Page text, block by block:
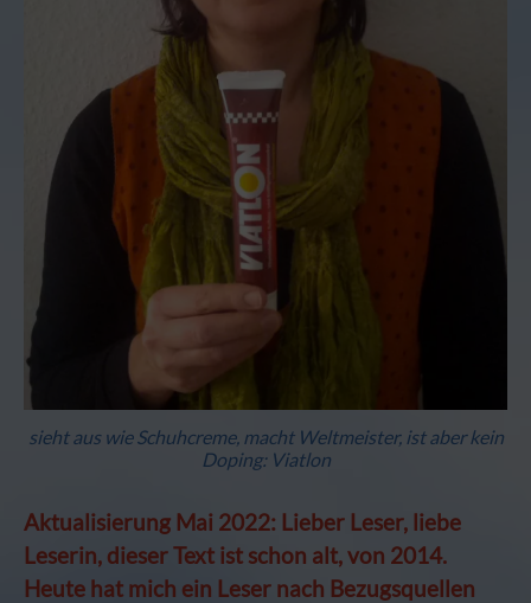
sieht aus wie Schuhcreme, macht Weltmeister, ist aber kein
Doping: Viatlon
Aktualisierung Mai 2022: Lieber Leser, liebe
Leserin, dieser Text ist schon alt, von 2014.
Heute hat mich ein Leser nach Bezugsquellen